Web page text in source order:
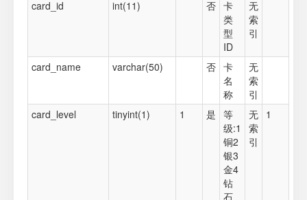
card_id
int(11) 否 卡
类
型
ID
无
索
引
card_name varchar(50) 否 卡
名
称
无
索
引
card_level
tinyint(1) 1 是 等
级:1
铜2
银3
金4
钻
石
无
索
引
1